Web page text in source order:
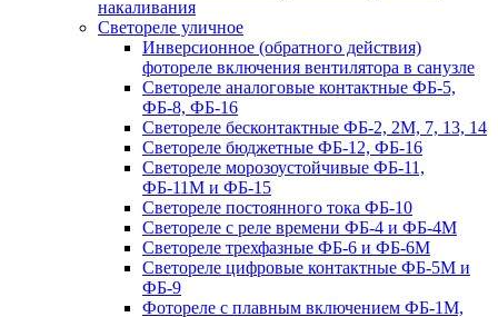
накаливания
Светореле уличное
Инверсионное (обратного действия)
фотореле включения вентилятора в санузле
Светореле аналоговые контактные ФБ-5,
ФБ-8, ФБ-16
Светореле бесконтактные ФБ-2, 2М, 7, 13, 14
Светореле бюджетные ФБ-12, ФБ-16
Светореле морозоустойчивые ФБ-11,
ФБ-11М и ФБ-15
Светореле постоянного тока ФБ-10
Светореле с реле времени ФБ-4 и ФБ-4М
Светореле трехфазные ФБ-6 и ФБ-6М
Светореле цифровые контактные ФБ-5М и
ФБ-9
Фотореле с плавным включением ФБ-1М,